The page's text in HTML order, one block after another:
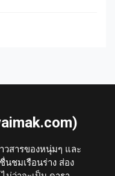
วสารของหนุ่มๆ และ
นชมเรือนร่าง ส่อง